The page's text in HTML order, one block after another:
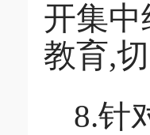
开集
教育,
8.针